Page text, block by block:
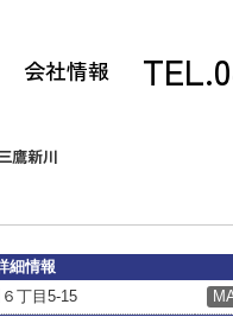
会社情報
鷹新川
細情報
丁目5-15